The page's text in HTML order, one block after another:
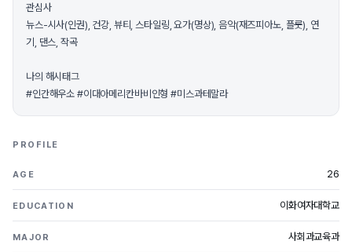
관심사
뉴스-시사(인권), 건강, 뷰티, 스타일링, 요가(명상), 음악(재즈피아노, 플룻), 연
기, 댄스, 작곡
나의 해시태그
#인간해우소 #이대아메리칸바비인형 #미스과테말라
PROFILE
AGE 26
EDUCATION 이화여자대학교
MAJOR 사회과교육과